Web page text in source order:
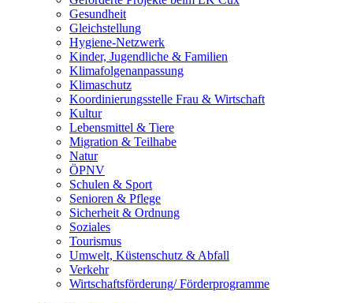
Gesundheit
Gleichstellung
Hygiene-Netzwerk
Kinder, Jugendliche & Familien
Klimafolgenanpassung
Klimaschutz
Koordinierungsstelle Frau & Wirtschaft
Kultur
Lebensmittel & Tiere
Migration & Teilhabe
Natur
ÖPNV
Schulen & Sport
Senioren & Pflege
Sicherheit & Ordnung
Soziales
Tourismus
Umwelt, Küstenschutz & Abfall
Verkehr
Wirtschaftsförderung/ Förderprogramme